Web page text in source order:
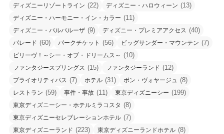
ディズニーリゾートライン (22) ディズニー・ハロウィーン (13)
ディズニー・ハーモニー・イン・カラー (11)
ディズニー・パルパルーザ (9) ディズニー・プレミアアクセス (40)
パレード (60) パークチケット (56) ビッグサンダー・マウンテン (7)
ビリーヴ！～シー・オブ・ドリームス～ (10)
ファンタジースプリングス (15) ファンタジーランド (12)
プライオリティパス (7) ホテル (31) ボン・ヴォヤージュ (8)
レストラン (59) 事件・事故 (11) 東京ディズニーシー (199)
東京ディズニーシー・ホテルミラコスタ (8)
東京ディズニーセレブレーションホテル (7)
東京ディズニーランド (223) 東京ディズニーランドホテル (8)